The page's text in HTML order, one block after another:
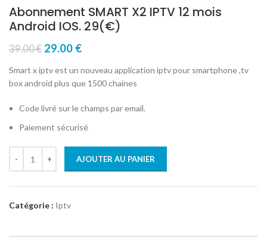
Abonnement SMART X2 IPTV 12 mois
Android IOS. 29(€)
39.00€ 29.00 €
Smart x iptv est un nouveau application iptv pour smartphone ,tv
box android plus que 1500 chaines
Code livré sur le champs par email.
Paiement sécurisé
AJOUTER AU PANIER
Catégorie : Iptv